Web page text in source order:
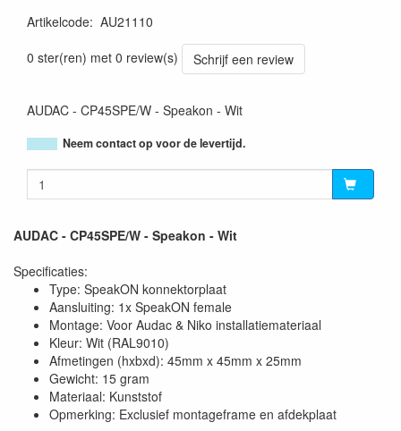
Artikelcode: AU21110
0 ster(ren) met 0 review(s)
Schrijf een review
AUDAC - CP45SPE/W - Speakon - Wit
Neem contact op voor de levertijd.
AUDAC - CP45SPE/W - Speakon - Wit
Specificaties:
Type: SpeakON konnektorplaat
Aansluiting: 1x SpeakON female
Montage: Voor Audac & Niko installatiemateriaal
Kleur: Wit (RAL9010)
Afmetingen (hxbxd): 45mm x 45mm x 25mm
Gewicht: 15 gram
Materiaal: Kunststof
Opmerking: Exclusief montageframe en afdekplaat